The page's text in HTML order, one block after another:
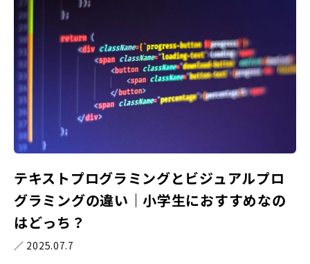
テキストプログラミングとビジュアルプロ
グラミングの違い｜小学生におすすめなの
はどっち？
／ 2025.07.7